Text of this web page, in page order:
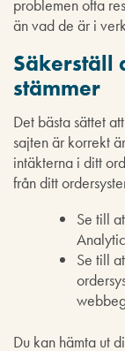
problemen ofta
än vad de är i
Säkerställ
stämmer
Det bästa sättet
sajten är korrekt
intäkterna i ditt
från ditt
Se till
Se till
Du kan hämta ut